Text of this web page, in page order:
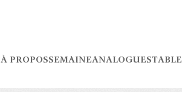
À PROPOSSEMAINEANALOGUESTABLE